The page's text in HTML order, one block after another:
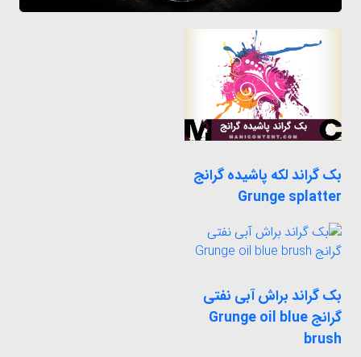
بک گراند لکه پاشیده گرانج
Grunge splatter
بک گراند براش آبی نفتی
گرانج Grunge oil blue
brush